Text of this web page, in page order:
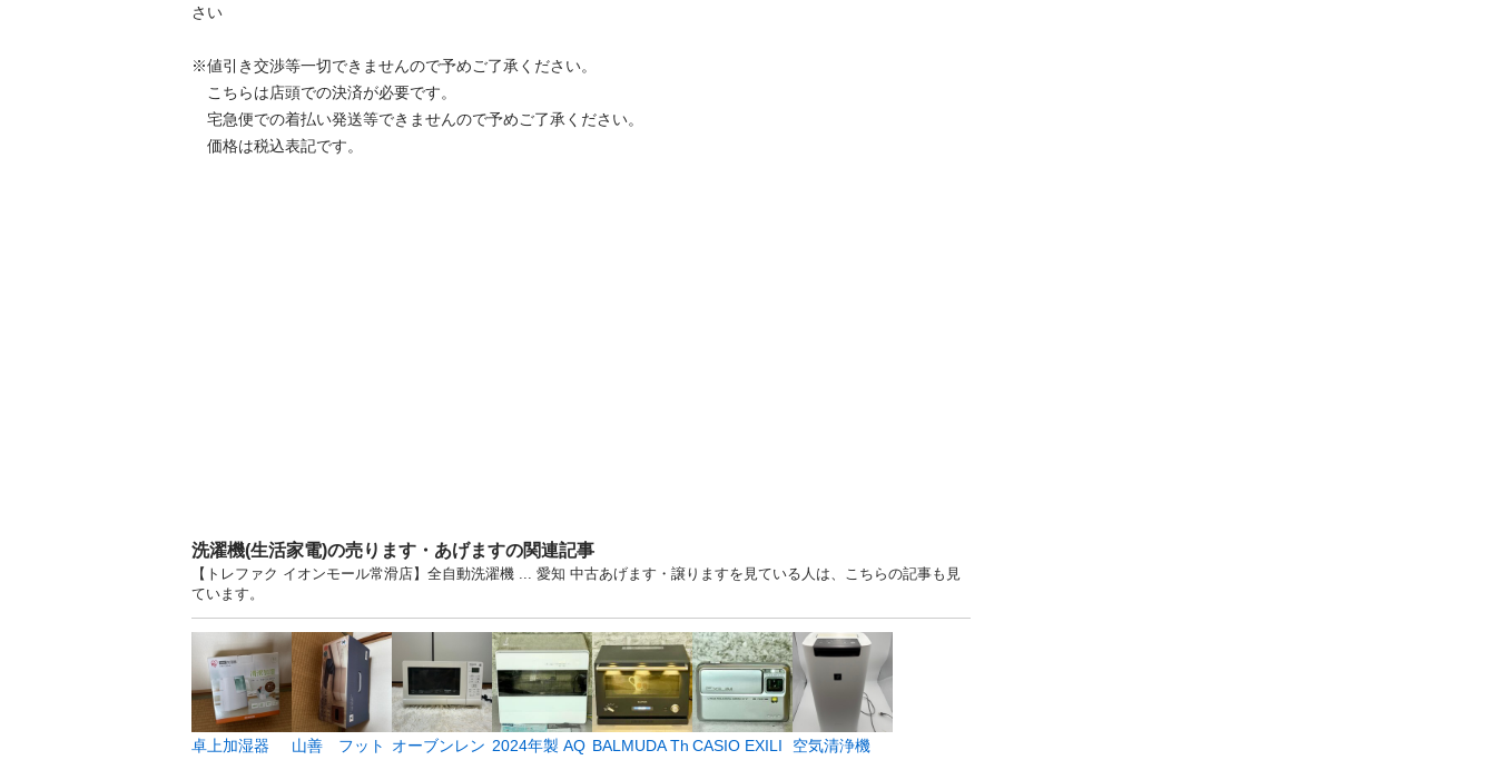
さい
※値引き交渉等一切できませんので予めご了承ください。
こちらは店頭での決済が必要です。
宅急便での着払い発送等できませんので予めご了承ください。
価格は税込表記です。
洗濯機(生活家電)の売ります・あげますの関連記事
【トレファク イオンモール常滑店】全自動洗濯機 ... 愛知 中古あげます・譲りますを見ている人は、こちらの記事も見
ています。
卓上加湿器
山善 フット
オーブンレン 2024年製 AQ BALMUDA Th CASIO EXILI
空気清浄機